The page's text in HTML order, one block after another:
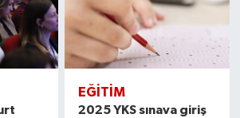
EĞITIM
2025 YKS sınava giriş